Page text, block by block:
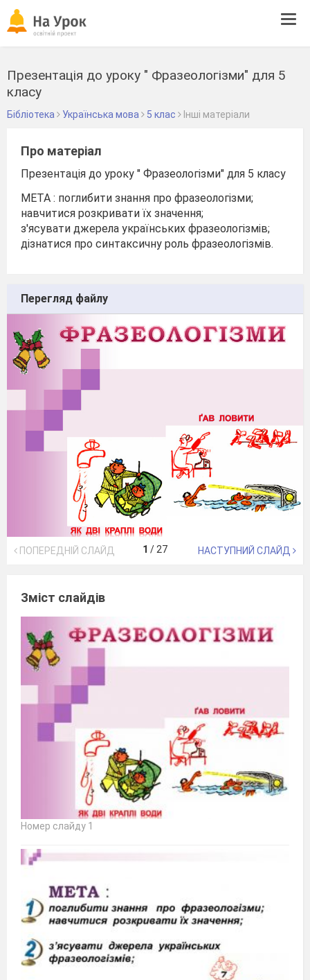
Презентація до уроку " Фразеологізми" для 5
класу
Бібліотека Українська мова 5 клас Інші матеріали
Про матеріал
Презентація до уроку " Фразеологізми" для 5 класу
МЕТА : поглибити знання про фразеологізми;
навчитися розкривати їх значення;
з'ясувати джерела українських фразеологізмів;
дізнатися про синтаксичну роль фразеологізмів.
Перегляд файлу
ПОПЕРЕДНІЙ СЛАЙД 1 / 27 НАСТУПНИЙ СЛАЙД
Зміст слайдів
Номер слайду 1